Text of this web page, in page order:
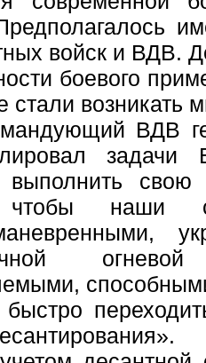
войск и ВДВ.
боевого
стали возникать
ВДВ
выполнить свою
наши
быстро